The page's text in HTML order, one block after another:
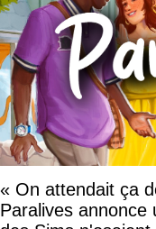
« On attendait ça
Paralives annonce